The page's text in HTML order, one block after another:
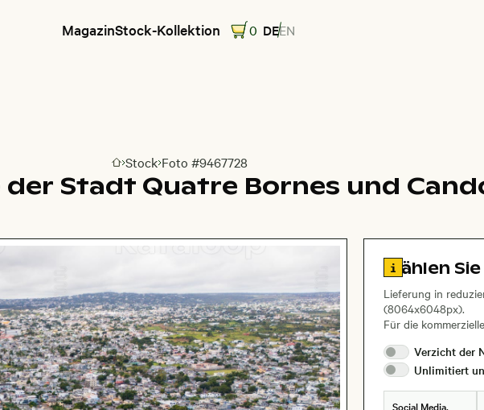
MagazinStock-Kollektion 0 DEEN
Zur Homepage
Stock Foto #9467728
Stadt Quatre Bornes und
Zu den
Wählen
Lieferung in
(8064x6048px).
Für die
Verzicht der
Unlimitiert
Social Media,